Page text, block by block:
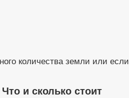
количества земли или
и сколько стоит